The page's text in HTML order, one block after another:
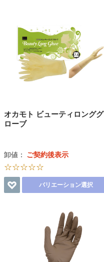
オカモト ビューティロンググ
ローブ
卸値： ご契約後表示
☆☆☆☆☆
バリエーション選択